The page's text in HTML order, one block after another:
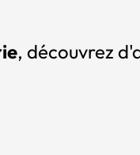
, découvrez